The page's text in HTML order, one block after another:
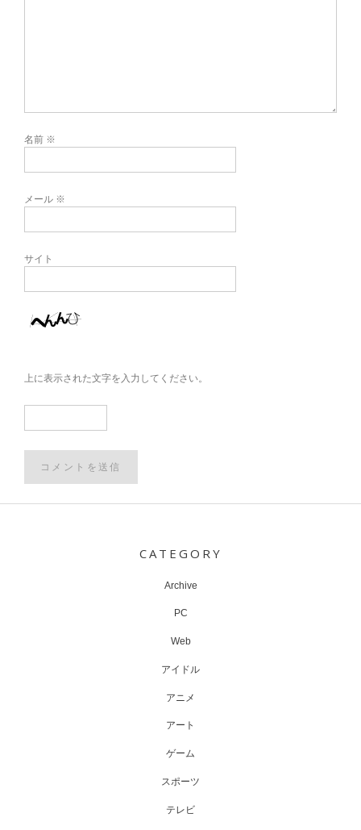
名前 ※
メール ※
サイト
上に表示された文字を入力してください。
CATEGORY
Archive
PC
Web
アイドル
アニメ
アート
ゲーム
スポーツ
テレビ